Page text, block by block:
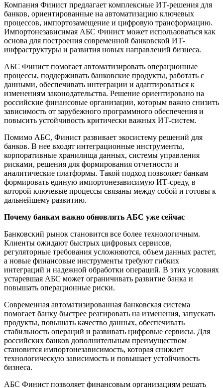
Компания Финист предлагает комплексные ИТ-решения для
банков, ориентированные на автоматизацию ключевых
процессов, импортозамещение и цифровую трансформацию.
Импортонезависимая АБС Финист может использоваться как
основа для построения современной банковской ИТ-
инфраструктуры и развития новых направлений бизнеса.
АБС Финист помогает автоматизировать операционные
процессы, поддерживать банковские продукты, работать с
данными, обеспечивать интеграции и адаптироваться к
изменениям законодательства. Решение ориентировано на
российские финансовые организации, которым важно снизить
зависимость от зарубежного программного обеспечения и
повысить устойчивость критически важных ИТ-систем.
Помимо АБС, Финист развивает экосистему решений для
банков. В нее входят интеграционные инструменты,
корпоративные хранилища данных, системы управления
рисками, решения для формирования отчетности и
аналитические платформы. Такой подход позволяет банкам
формировать единую импортонезависимую ИТ-среду, в
которой ключевые процессы связаны между собой и готовы к
дальнейшему развитию.
Почему банкам важно обновлять АБС уже сейчас
Банковский рынок становится все более технологичным.
Клиенты ожидают быстрых цифровых сервисов,
регуляторные требования усложняются, объем данных растет,
а новые финансовые инструменты требуют гибких
интеграций и надежной обработки операций. В этих условиях
устаревшая АБС может ограничивать развитие банка и
повышать операционные риски.
Современная автоматизированная банковская система
помогает банку быстрее реагировать на изменения, запускать
продукты, повышать качество данных, обеспечивать
стабильность операций и развивать цифровые сервисы. Для
российских банков дополнительным преимуществом
становится импортонезависимость, которая снижает
технологическую зависимость и повышает устойчивость
бизнеса.
АБС Финист позволяет финансовым организациям решать